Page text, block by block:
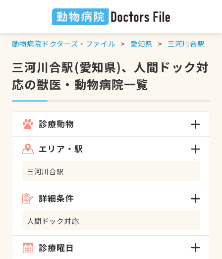
動物病院ドクターズ・ファイル 愛知県 三河川合駅
三河川合駅(愛知県)、人間ドック対
応の獣医・動物病院一覧
診療動物
エリア・駅
三河川合駅
詳細条件
人間ドック対応
診療曜日